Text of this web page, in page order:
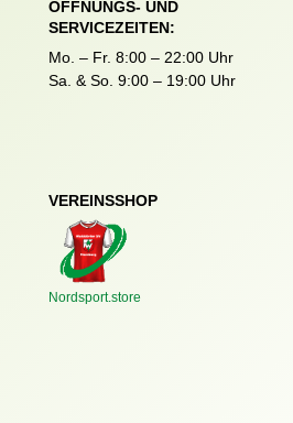
ÖFFNUNGS- UND
SERVICEZEITEN:
Mo. – Fr. 8:00 – 22:00 Uhr
Sa. & So. 9:00 – 19:00 Uhr
VEREINSSHOP
Nordsport.store